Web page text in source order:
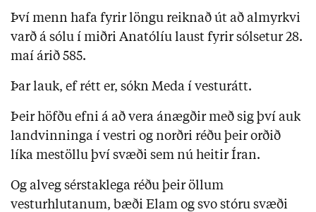
Því menn hafa fyrir löngu reiknað út að almyrkvi
varð á sólu í miðri Anatólíu laust fyrir sólsetur 28.
maí árið 585.
Þar lauk, ef rétt er, sókn Meda í vesturátt.
Þeir höfðu efni á að vera ánægðir með sig því auk
landvinninga í vestri og norðri réðu þeir orðið
líka mestöllu því svæði sem nú heitir Íran.
Og alveg sérstaklega réðu þeir öllum
vesturhlutanum, bæði Elam og svo stóru svæði